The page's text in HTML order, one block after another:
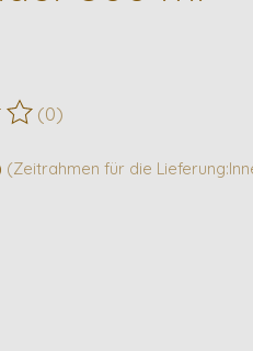
dieses Produkts ist
(0)
(Zeitrahmen für die